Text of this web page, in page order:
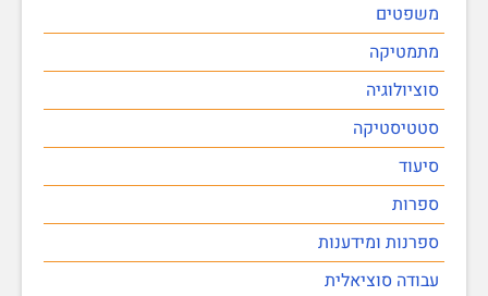
משפטים
מתמטיקה
סוציולוגיה
סטטיסטיקה
סיעוד
ספרות
ספרנות ומידענות
עבודה סוציאלית